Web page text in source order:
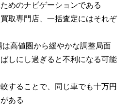
めのナビゲーションである
取専門店、一括査定にはそれぞ
高値圏から緩やかな調整局面
しにし過ぎると不利になる可能
することで、同じ車でも十万円
ある